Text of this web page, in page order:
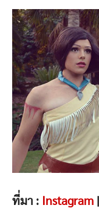
ที่มา : Instagram